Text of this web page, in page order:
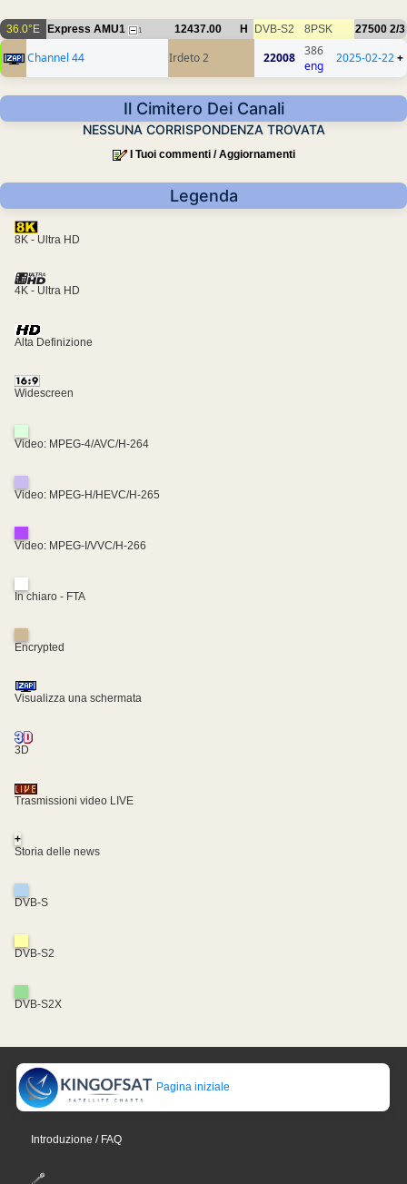
36.0°E Express AMU1 1 12437.00 H DVB-S2 8PSK 27500 2/3
Channel 44 Irdeto 2 22008
386
eng
2025-02-22+
Il Cimitero Dei Canali
NESSUNA CORRISPONDENZA TROVATA
I Tuoi commenti / Aggiornamenti
Legenda
8K - Ultra HD
4K - Ultra HD
Alta Definizione
Widescreen
Video: MPEG-4/AVC/H-264
Video: MPEG-H/HEVC/H-265
Video: MPEG-I/VVC/H-266
In chiaro - FTA
Encrypted
Visualizza una schermata
3D
Trasmissioni video LIVE
+
Storia delle news
DVB-S
DVB-S2
DVB-S2X
Pagina iniziale
Introduzione / FAQ